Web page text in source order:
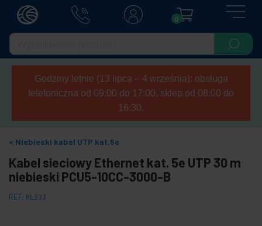
0
Godziny letnie (13 lipca – 4 września): obsługa
telefoniczna od 09:00 do 17:00, sklep od 08:00 do
16:30.
Niebieski kabel UTP kat.5e
Kabel sieciowy Ethernet kat. 5e UTP 30 m
niebieski PCU5-10CC-3000-B
REF: RL233